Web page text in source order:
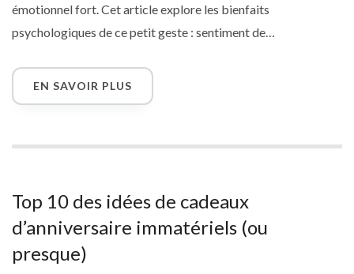
émotionnel fort. Cet article explore les bienfaits
psychologiques de ce petit geste : sentiment de
preuve d’attention dans un monde rapide. Et pour aller plus
loin, pourquoi ne pas accompagner vos mots d’une carte
EN SAVOIR PLUS
Top 10 des idées de cadeaux
d’anniversaire immatériels (ou
presque)